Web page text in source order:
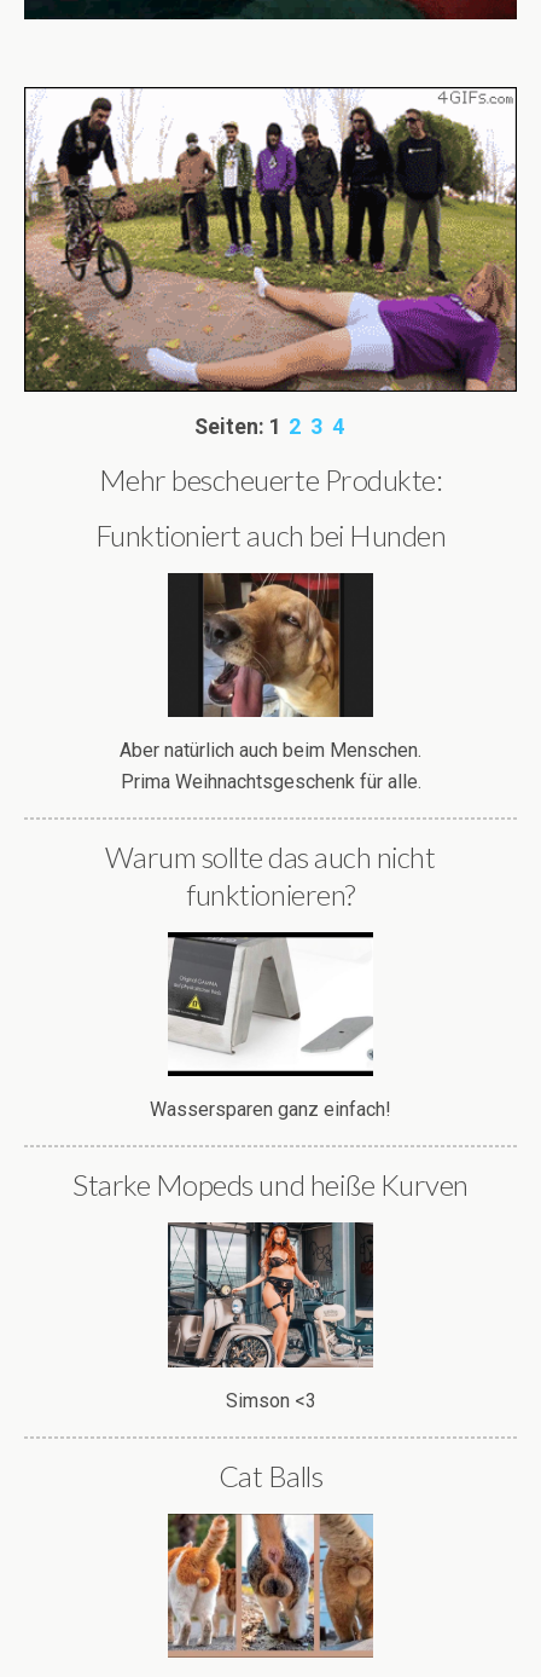
Seiten: 1 2 3 4
Mehr bescheuerte Produkte:
Funktioniert auch bei Hunden
Aber natürlich auch beim Menschen.
Prima Weihnachtsgeschenk für alle.
Warum sollte das auch nicht
funktionieren?
Wassersparen ganz einfach!
Starke Mopeds und heiße Kurven
Simson <3
Cat Balls